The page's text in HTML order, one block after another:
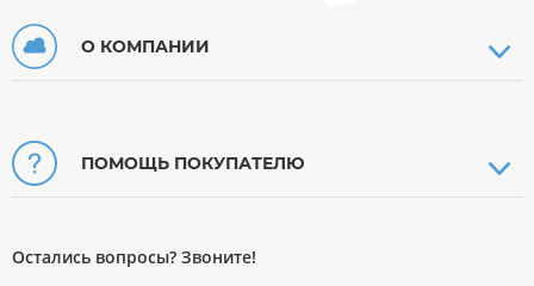
О КОМПАНИИ
ПОМОЩЬ ПОКУПАТЕЛЮ
Остались вопросы? Звоните!